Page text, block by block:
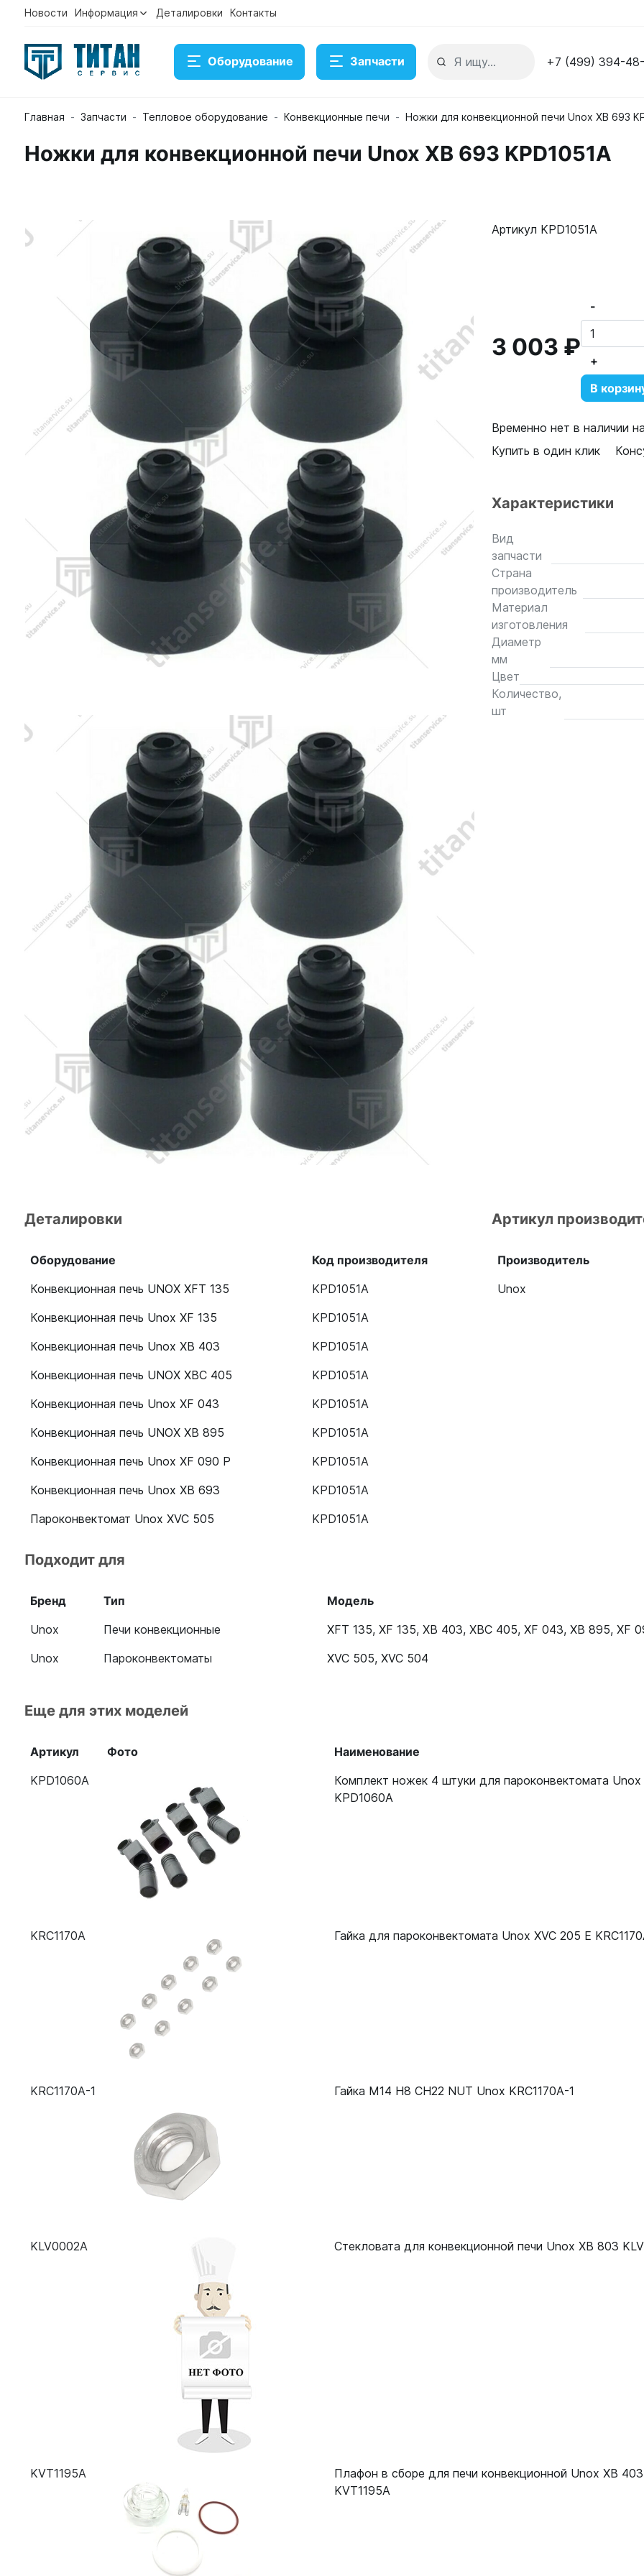
Новости Информация Деталировки Контакты
Оборудование Запчасти +7 (499) 394-
Главная Запчасти Тепловое оборудование Конвекционные печи Ножки для конвекционной печи Unox XB 693
3 003 ₽
Купить
Консультация
Ножки для конвекционной печи Unox XB 693 KPD1051A
Артикул KPD1051A
3 003 ₽
-
+
В
Временно нет в наличии
Купить в один клик
Характеристики
Вид
запчасти
Страна
производитель
Материал
изготовления
Диаметр
мм
Цвет
Количество,
шт
Деталировки
Оборудование
Код производителя
Конвекционная печь UNOX XFT 135
KPD1051A
Конвекционная печь Unox XF 135
KPD1051A
Конвекционная печь Unox XB 403
KPD1051A
Конвекционная печь UNOX XBC 405
KPD1051A
Конвекционная печь Unox XF 043
KPD1051A
Конвекционная печь UNOX XB 895
KPD1051A
Конвекционная печь Unox XF 090 P
KPD1051A
Конвекционная печь Unox XB 693
KPD1051A
Пароконвектомат Unox XVC 505
KPD1051A
Артикул
Производитель
Unox
Подходит для
Бренд Тип
Модель
Unox
Печи конвекционные XFT 135, XF 135, XB 403, XBC 405, XF 043, XB 895, XF
Unox
Пароконвектоматы XVC 505, XVC 504
Еще для этих моделей
Артикул Фото Наименование
KPD1060A
Комплект ножек 4 штуки для пароконвектомата Unox
KPD1060A
KRC1170A Гайка для пароконвектомата Unox XVC 205 E
KRC1170A-1 Гайка M14 H8 CH22 NUT Unox KRC1170A-1
KLV0002A Стекловата для конвекционной печи Unox XB 803
KVT1195A
Плафон в сборе для печи конвекционной Unox XB 403
KVT1195A